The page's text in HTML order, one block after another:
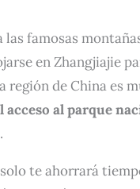
famosas
en Zhangjiajie
región de China es
acceso al parque
.
te ahorrará